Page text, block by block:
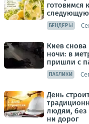
готовимся
БЕНДЕРЫ
Киев
ночи: в
пришли с
ПАБЛИКИ
День
людям, без
ни дорог